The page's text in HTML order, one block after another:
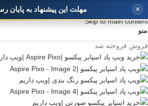
Skip to navigation
Skip to main content
منو
فروش فروخته شد
✕ مهلت این پیشنهاد به پایان